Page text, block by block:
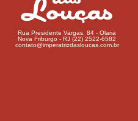
Rua Presidente Vargas, 84 - Olaria
Nova Friburgo - RJ (22) 2522-6582
contato@imperatrizdasloucas.com.br